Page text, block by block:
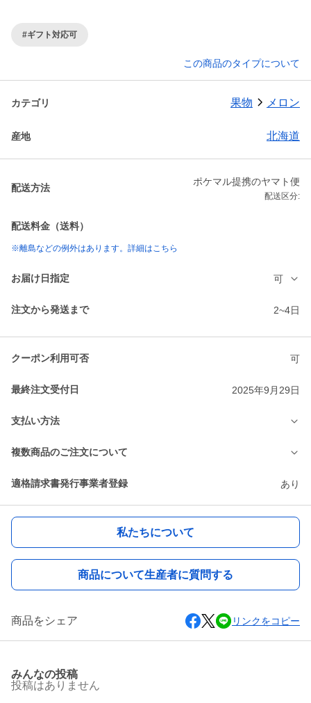
#ギフト対応可
この商品のタイプについて
カテゴリ 果物 メロン
産地 北海道
配送方法
ポケマル提携のヤマト便
配送区分:
配送料金（送料）
※離島などの例外はあります。詳細はこちら
お届け日指定 可
注文から発送まで 2~4日
クーポン利用可否 可
最終注文受付日 2025年9月29日
支払い方法
複数商品のご注文について
適格請求書発行事業者登録 あり
私たちについて
商品について生産者に質問する
商品をシェア リンクをコピー
みんなの投稿
投稿はありません